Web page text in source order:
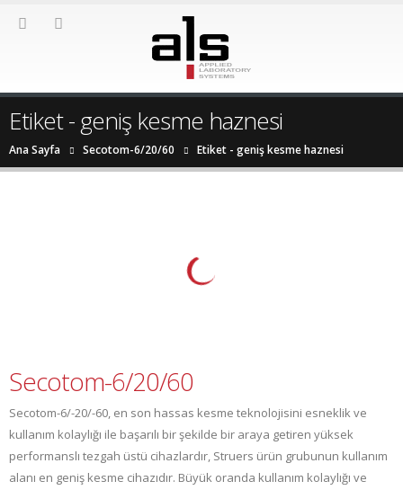
Etiket - geniş kesme haznesi
Ana Sayfa Secotom-6/20/60 Etiket - geniş kesme haznesi
Secotom-6/20/60
Secotom-6/-20/-60, en son hassas kesme teknolojisini esneklik ve
kullanım kolaylığı ile başarılı bir şekilde bir araya getiren yüksek
performanslı tezgah üstü cihazlardır, Struers ürün grubunun kullanım
alanı en geniş kesme cihazıdır. Büyük oranda kullanım kolaylığı ve